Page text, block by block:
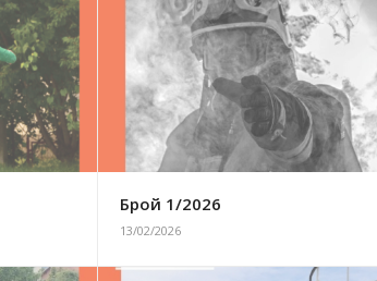
Брой 1/2026
13/02/2026